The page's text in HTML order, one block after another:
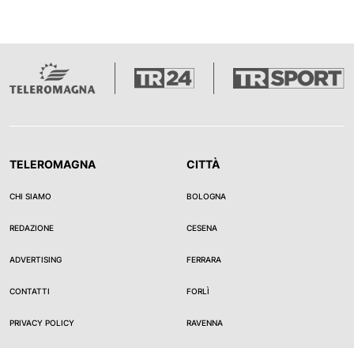
TELEROMAGNA
CHI SIAMO
REDAZIONE
ADVERTISING
CONTATTI
PRIVACY POLICY
CITTÀ
BOLOGNA
CESENA
FERRARA
FORLÌ
RAVENNA